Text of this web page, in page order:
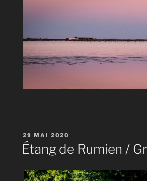
PUBLIÉ
LE
29 MAI 2020
Étang de Rumien /